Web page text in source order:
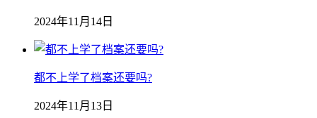
2024年11月14日
都不上学了档案还要吗?
2024年11月13日